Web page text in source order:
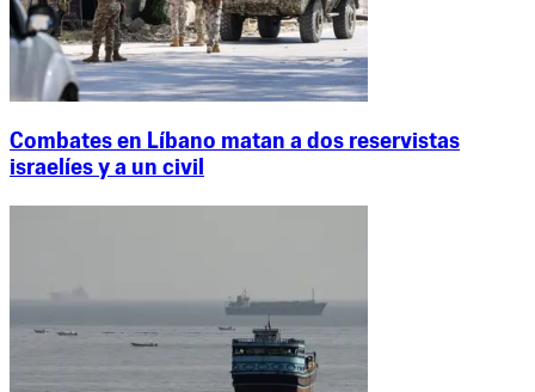
Combates en Líbano matan a dos reservistas
israelíes y a un civil